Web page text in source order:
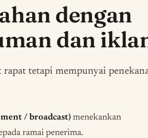
dengan
dan
tetapi mempunyai
/ broadcast) menekankan
ramai penerima.